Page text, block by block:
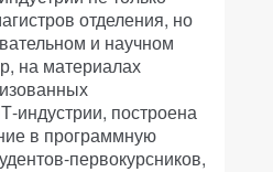
отделения, но
и научном
на материалах
индустрии, построена
в программную
первокурсников,